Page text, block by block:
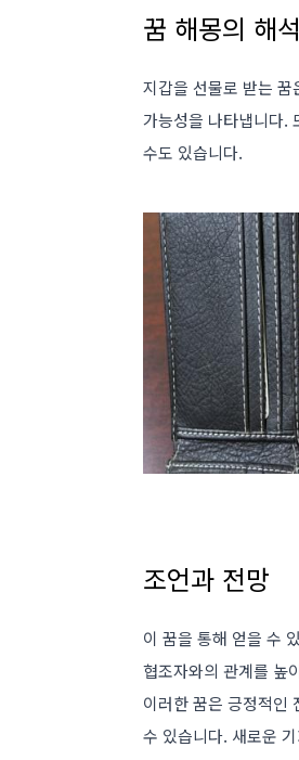
꿈 해몽의 해석
지갑을 선물로 받는
가능성을 나타냅니다.
수도 있습니다.
조언과 전망
이 꿈을 통해 얻을 수
협조자와의 관계를 높
이러한 꿈은 긍정적인
수 있습니다. 새로운